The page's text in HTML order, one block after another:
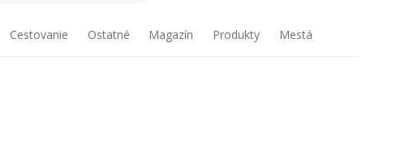
Cestovanie Ostatné Magazín Produkty Mestá